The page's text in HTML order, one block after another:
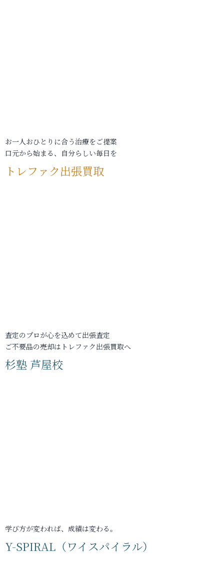
お一人おひとりに合う治療をご提案
口元から始まる、自分らしい毎日を
トレファク出張買取
査定のプロが心を込めて出張査定
ご不要品の売却はトレファク出張買取へ
杉塾 芦屋校
学び方が変われば、成績は変わる。
Y-SPIRAL（ワイスパイラル）